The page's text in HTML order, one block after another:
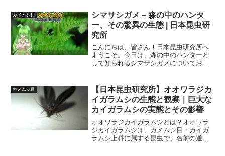
らも特徴的な模様と行動で知られてい...
カメムシ目
シマサシガメ – 森の中のハンタ
ー、その驚異の生態 | 日本昆虫研
究所
こんにちは、皆さん！日本昆虫研究所へ
ようこそ。今日は、森の中のハンターと
して知られるシマサシガメについてお話
（学名: Reduviidae）は、肉食性のカメム
シの仲間で、...
カメムシ目
【日本昆虫研究所】オオワラジカ
イガラムシの生態と観察｜巨大な
カイガラムシの実態とその影響
オオワラジカイガラムシとは？オオワラ
ジカイガラムシは、カメムシ目・カイガ
ラムシ上科に属する昆虫で、名前の通り